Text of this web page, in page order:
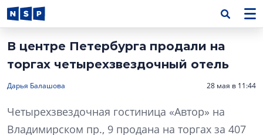
В центре Петербурга продали на
торгах четырехзвездочный отель
Дарья Балашова 28 мая в 11:44
Четырехзвездочная гостиница «Автор» на
Владимирском пр., 9 продана на торгах за 407